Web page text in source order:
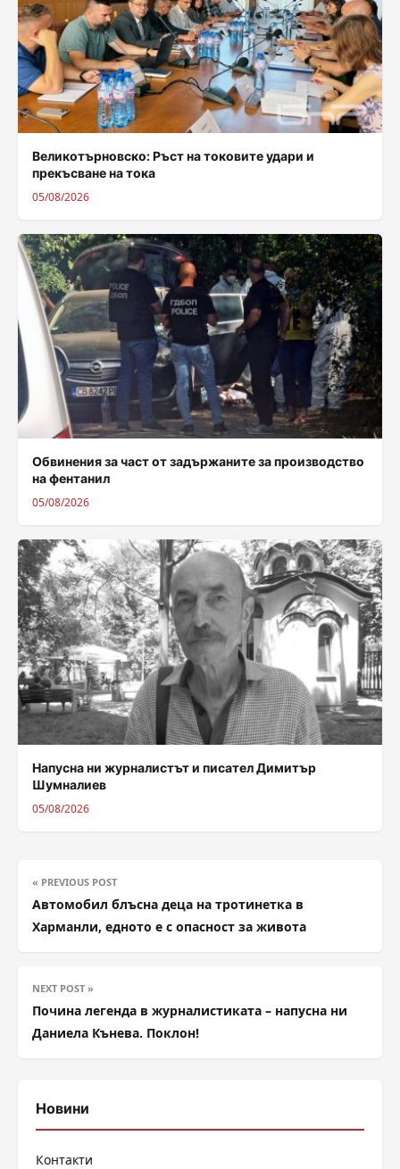
Великотърновско: Ръст на токовите удари и
прекъсване на тока
05/08/2026
Обвинения за част от задържаните за производство
на фентанил
05/08/2026
Напусна ни журналистът и писател Димитър
Шумналиев
05/08/2026
« PREVIOUS POST
Автомобил блъсна деца на тротинетка в
Харманли, едното е с опасност за живота
NEXT POST »
Почина легенда в журналистиката – напусна ни
Даниела Кънева. Поклон!
Новини
Контакти